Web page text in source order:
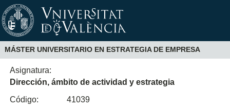
MÁSTER UNIVERSITARIO EN ESTRATEGIA DE EMPRESA
Asignatura:
Dirección, ámbito de actividad y estrategia
Código:
41039